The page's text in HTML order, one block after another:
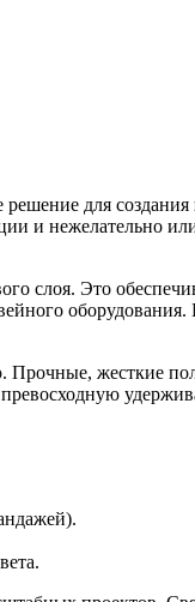
для
и нежелательно
слоя. Это
Прочные, жесткие